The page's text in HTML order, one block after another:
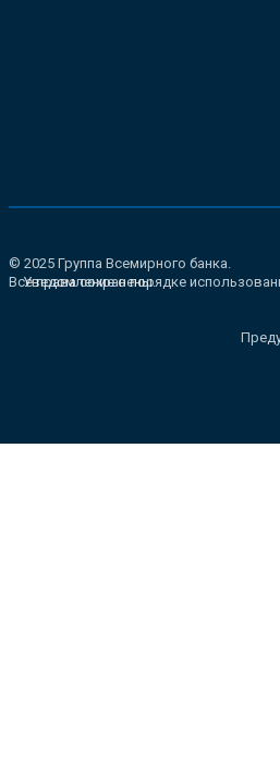
© 2025 Группа Всемирного банка.
Все права сохранены.
Уведомление о порядке